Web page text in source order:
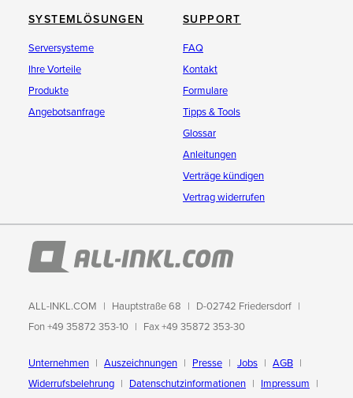
SYSTEMLÖSUNGEN
Serversysteme
Ihre Vorteile
Produkte
Angebotsanfrage
SUPPORT
FAQ
Kontakt
Formulare
Tipps & Tools
Glossar
Anleitungen
Verträge kündigen
Vertrag widerrufen
ALL-INKL.COM Hauptstraße 68
D-02742 Friedersdorf
Fon +49 35872 353-10
Fax +49 35872 353-30
Unternehmen Auszeichnungen Presse Jobs
AGB
Widerrufsbelehrung
Datenschutzinformationen
Impressum